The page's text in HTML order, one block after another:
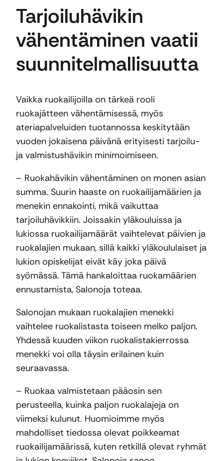
Tarjoiluhävikin
vähentäminen vaatii
suunnitelmallisuutta
Vaikka ruokailijoilla on tärkeä rooli
ruokajätteen vähentämisessä, myös
ateriapalveluiden tuotannossa keskitytään
vuoden jokaisena päivänä erityisesti tarjoilu-
ja valmistushävikin minimoimiseen.
– Ruokahävikin vähentäminen on monen asian
summa. Suurin haaste on ruokailijamäärien ja
menekin ennakointi, mikä vaikuttaa
tarjoiluhävikkiin. Joissakin yläkouluissa ja
lukiossa ruokailijamäärät vaihtelevat päivien ja
ruokalajien mukaan, sillä kaikki yläkoululaiset ja
lukion opiskelijat eivät käy joka päivä
syömässä. Tämä hankaloittaa ruokamäärien
ennustamista, Salonoja toteaa.
Salonojan mukaan ruokalajien menekki
vaihtelee ruokalistasta toiseen melko paljon.
Yhdessä kuuden viikon ruokalistakierrossa
menekki voi olla täysin erilainen kuin
seuraavassa.
– Ruokaa valmistetaan pääosin sen
perusteella, kuinka paljon ruokalajeja on
viimeksi kulunut. Huomioimme myös
mahdolliset tiedossa olevat poikkeamat
ruokailijamäärissä, kuten retkillä olevat ryhmät